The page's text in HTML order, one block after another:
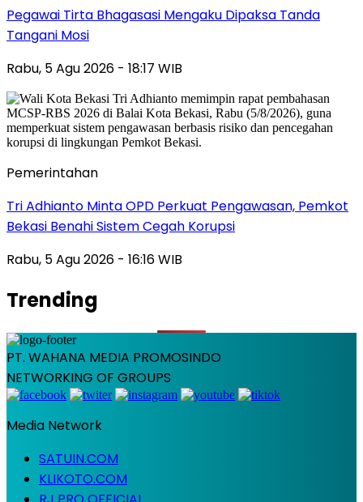
Pegawai Tirta Bhagasasi Mengaku Dipaksa Tanda
Tangani Mosi
Rabu, 5 Agu 2026 - 18:17 WIB
Pemerintahan
Tri Adhianto Minta OPD Perkuat Pengawasan, Pemkot
Bekasi Benahi Sistem Cegah Korupsi
Rabu, 5 Agu 2026 - 16:16 WIB
Trending
PT. WAHANA MEDIA PROMOSINDO
NETWORKING OF GROUPS
Media Network
SATUIN.COM
KLIKOTO.COM